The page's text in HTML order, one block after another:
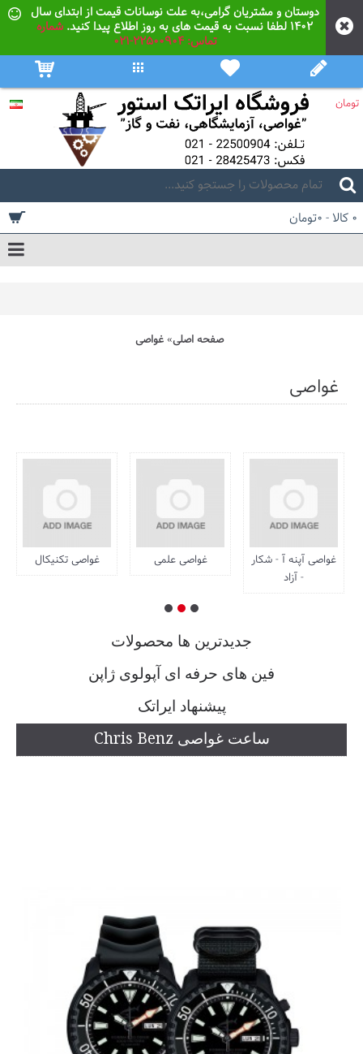
دوستان و مشتریان گرامی،به علت نوسانات قیمت از ابتدای سال
۱۴۰۲ لطفا نسبت به قیمت های به روز اطلاع پیدا کنید. شماره
تماس: 22500904-021
تومان
0 کالا - 0تومان
صفحه اصلی غواصی
غواصی
غواصی تکنیکال غواصی علمی
غواصی آپنه آ - شکار
- آزاد
جديدترين ها محصولات
فین های حرفه ای آپولوی ژاپن
پیشنهاد ایراتک
ساعت غواصی Chris Benz